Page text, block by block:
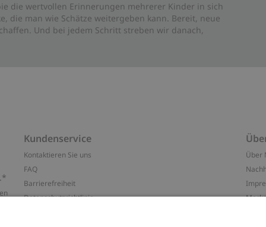
die wertvollen Erinnerungen mehrerer Kinder in sich
die man wie Schätze weitergeben kann. Bereit, neue
Und bei jedem Schritt streben wir danach,
Kundenservice
Kontaktieren Sie uns
FAQ
Barrierefreiheit
Datenschutzrichtlinie
Über